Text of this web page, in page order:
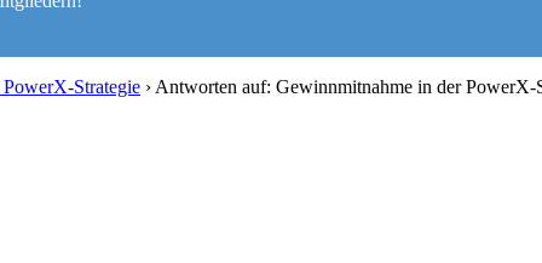
Strategie › Antworten auf: Gewinnmitnahme in der PowerX-